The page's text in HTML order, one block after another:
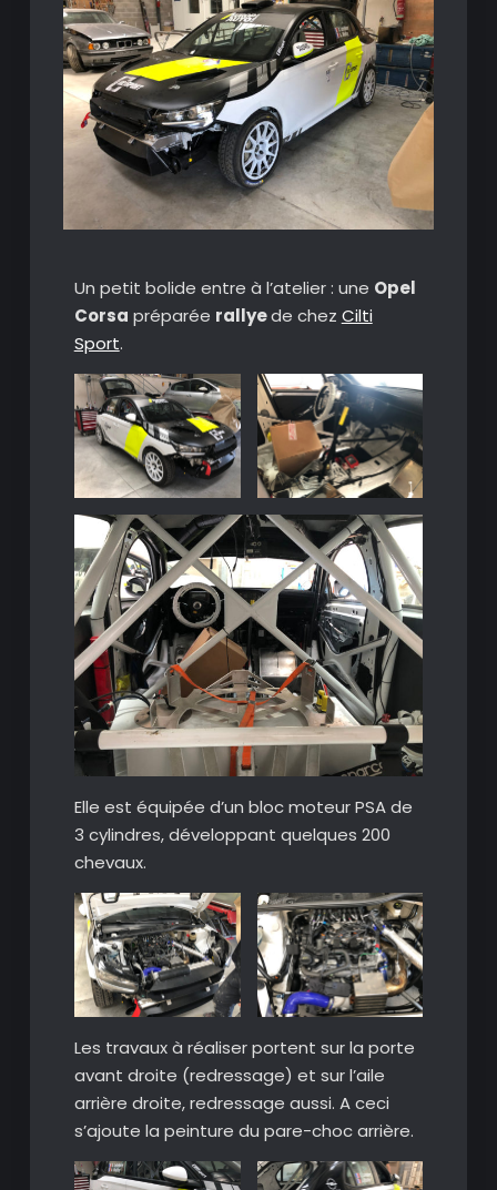
Un petit bolide entre à l’atelier : une Opel
Corsa préparée rallyede chez Cilti
Sport.
Elle est équipée d’un bloc moteur PSA de
3 cylindres, développant quelques 200
chevaux.
Les travaux à réaliser portent sur la porte
avant droite (redressage) et sur l’aile
arrière droite, redressage aussi. A ceci
s’ajoute la peinture du pare-choc arrière.